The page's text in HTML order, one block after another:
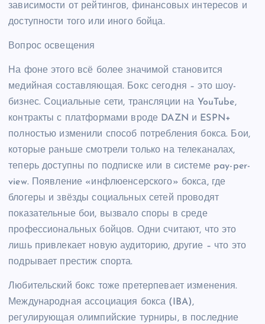
зависимости от рейтингов, финансовых интересов и
доступности того или иного бойца.
Вопрос освещения
На фоне этого всё более значимой становится
медийная составляющая. Бокс сегодня – это шоу-
бизнес. Социальные сети, трансляции на YouTube,
контракты с платформами вроде DAZN и ESPN+
полностью изменили способ потребления бокса. Бои,
которые раньше смотрели только на телеканалах,
теперь доступны по подписке или в системе pay-per-
view. Появление «инфлюенсерского» бокса, где
блогеры и звёзды социальных сетей проводят
показательные бои, вызвало споры в среде
профессиональных бойцов. Одни считают, что это
лишь привлекает новую аудиторию, другие – что это
подрывает престиж спорта.
Любительский бокс тоже претерпевает изменения.
Международная ассоциация бокса (IBA),
регулирующая олимпийские турниры, в последние